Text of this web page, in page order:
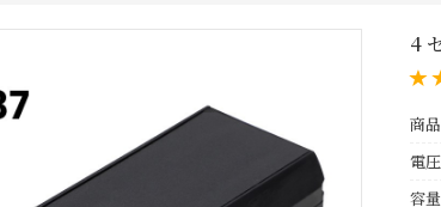
4
商
電圧
容量